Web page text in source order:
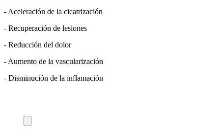
- Aceleración de la cicatrización
- Recuperación de lesiones
- Reducción del dolor
- Aumento de la vascularización
- Disminución de la inflamación